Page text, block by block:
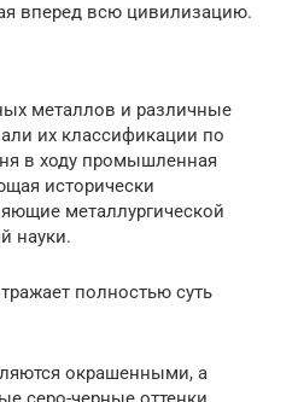
вперед всю цивилизацию.
металлов и различные
их классификации по
в ходу промышленная
исторически
металлургической
науки.
полностью суть
окрашенными, а